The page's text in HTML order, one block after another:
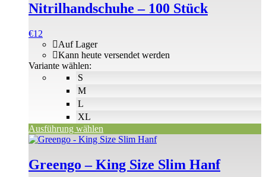
Nitrilhandschuhe – 100 Stück
€12
S
M
L
XL
Auf Lager
Kann heute versendet werden
Variante wählen:
Ausführung wählen
auf
der
gewählt
werden
Greengo – King Size Slim Hanf
Dieses
weist
mehrere